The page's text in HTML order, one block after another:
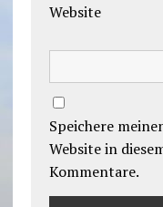
Website
Speichere
Website in
Kommentare.